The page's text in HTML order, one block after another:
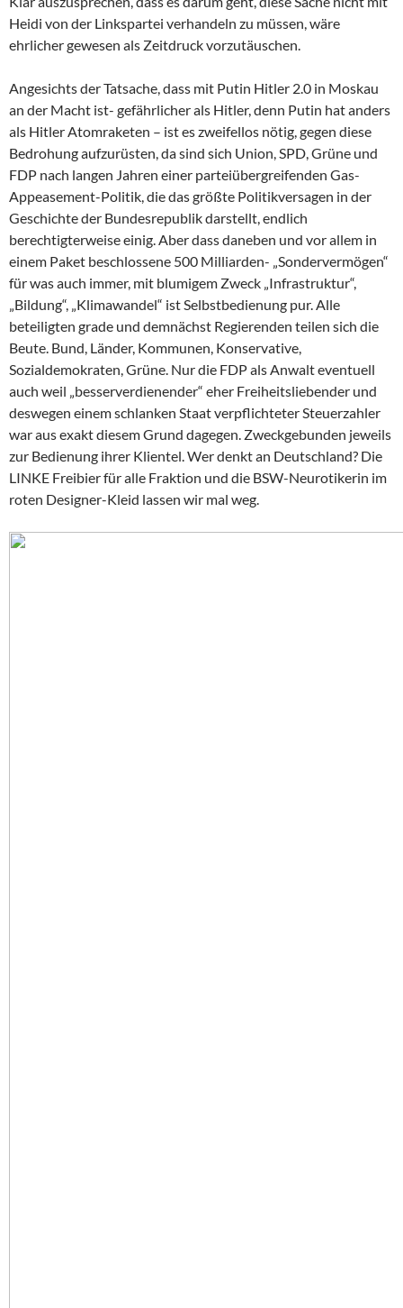
Heidi von der Linkspartei verhandeln zu müssen, wäre
ehrlicher gewesen als Zeitdruck vorzutäuschen.
Angesichts der Tatsache, dass mit Putin Hitler 2.0 in Moskau
an der Macht ist- gefährlicher als Hitler, denn Putin hat anders
als Hitler Atomraketen – ist es zweifellos nötig, gegen diese
Bedrohung aufzurüsten, da sind sich Union, SPD, Grüne und
FDP nach langen Jahren einer parteiübergreifenden Gas-
Appeasement-Politik, die das größte Politikversagen in der
Geschichte der Bundesrepublik darstellt, endlich
berechtigterweise einig. Aber dass daneben und vor allem in
einem Paket beschlossene 500 Milliarden- „Sondervermögen“
für was auch immer, mit blumigem Zweck „Infrastruktur“,
„Bildung“, „Klimawandel“ ist Selbstbedienung pur. Alle
beteiligten grade und demnächst Regierenden teilen sich die
Beute. Bund, Länder, Kommunen, Konservative,
Sozialdemokraten, Grüne. Nur die FDP als Anwalt eventuell
auch weil „besserverdienender“ eher Freiheitsliebender und
deswegen einem schlanken Staat verpflichteter Steuerzahler
war aus exakt diesem Grund dagegen. Zweckgebunden jeweils
zur Bedienung ihrer Klientel. Wer denkt an Deutschland? Die
LINKE Freibier für alle Fraktion und die BSW-Neurotikerin im
roten Designer-Kleid lassen wir mal weg.